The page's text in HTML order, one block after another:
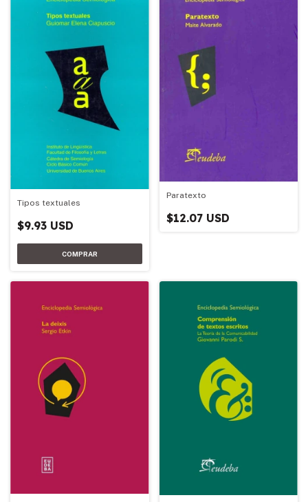
Tipos textuales
$9.93 USD
Paratexto
$12.07 USD